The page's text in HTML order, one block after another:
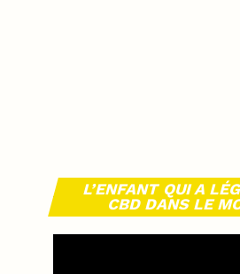
L’ENFANT QUI A
CBD DANS LE